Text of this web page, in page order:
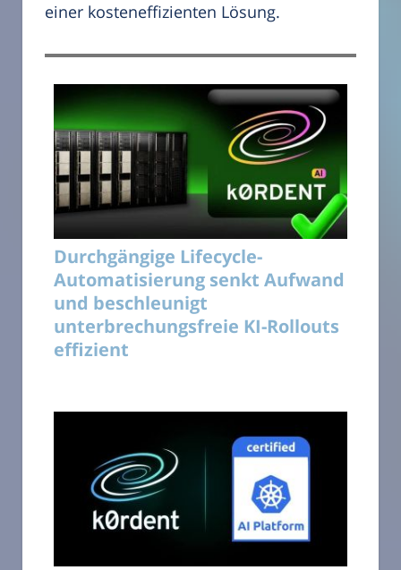
einer kosteneffizienten Lösung.
Durchgängige Lifecycle-
Automatisierung senkt Aufwand
und beschleunigt
unterbrechungsfreie KI-Rollouts
effizient